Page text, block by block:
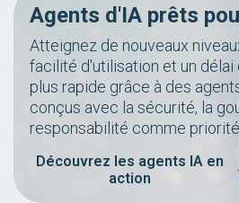
Agents d'IA prêts
Atteignez de nouveaux
facilité d'utilisation et un
plus rapide grâce à des
conçus avec la sécurité, la
responsabilité comme priorité.
Découvrez les agents IA en
action